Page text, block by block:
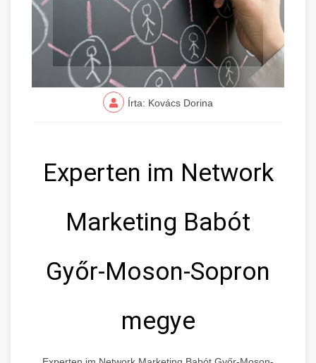
Írta: Kovács Dorina
Experten im Network
Marketing Babót
Győr-Moson-Sopron
megye